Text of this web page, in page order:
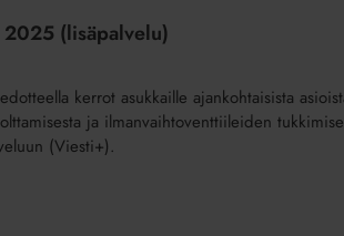
(lisäpalvelu)
kerrot asukkaille ajankohtaisista
ja ilmanvaihtoventtiileiden
(Viesti+).